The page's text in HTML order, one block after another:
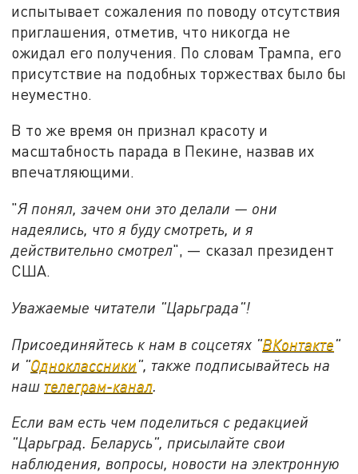
испытывает сожаления по поводу отсутствия
приглашения, отметив, что никогда не
ожидал его получения. По словам Трампа, его
присутствие на подобных торжествах было бы
неуместно.
В то же время он признал красоту и
масштабность парада в Пекине, назвав их
впечатляющими.
"Я понял, зачем они это делали — они
надеялись, что я буду смотреть, и я
действительно смотрел", — сказал президент
США.
Уважаемые читатели "Царьграда"!
Присоединяйтесь к нам в соцсетях "ВКонтакте"
и "Одноклассники", также подписывайтесь на
наш телеграм-канал
Если вам есть чем поделиться с редакцией
"Царьград. Беларусь", присылайте свои
наблюдения, вопросы, новости на электронную